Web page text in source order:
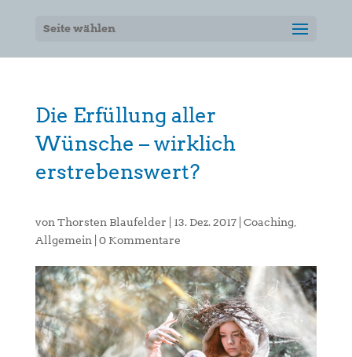
Seite wählen
Die Erfüllung aller
Wünsche – wirklich
erstrebenswert?
von Thorsten Blaufelder 13. Dez. 2017| Coaching
Allgemein
0 Kommentare